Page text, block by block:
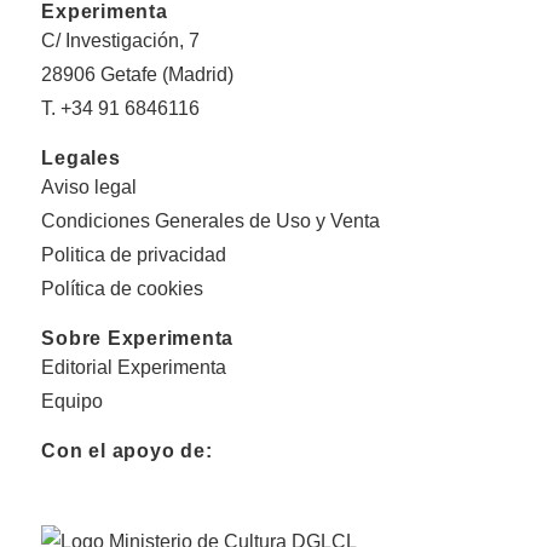
Experimenta
C/ Investigación, 7
28906 Getafe (Madrid)
T. +34 91 6846116
Legales
Aviso legal
Condiciones Generales de Uso y Venta
Politica de privacidad
Política de cookies
Sobre Experimenta
Editorial Experimenta
Equipo
Con el apoyo de: